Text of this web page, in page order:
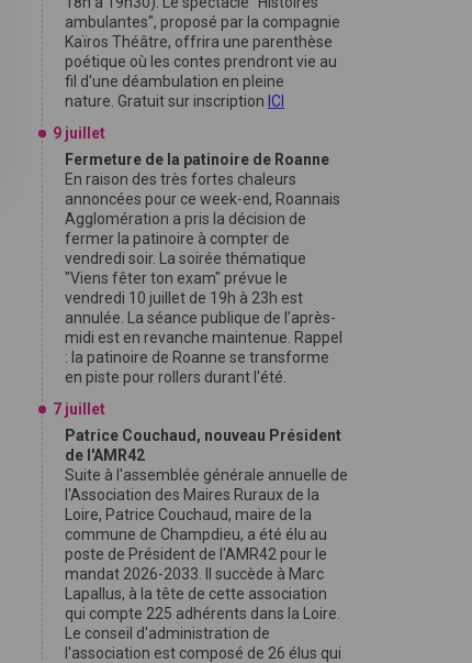
ambulantes", proposé par la compagnie
Kaïros Théâtre, offrira une parenthèse
poétique où les contes prendront vie au
fil d'une déambulation en pleine
nature. Gratuit sur inscription ICI
9 juillet
Fermeture de la patinoire de Roanne
En raison des très fortes chaleurs
annoncées pour ce week-end, Roannais
Agglomération a pris la décision de
fermer la patinoire à compter de
vendredi soir. La soirée thématique
"Viens fêter ton exam" prévue le
vendredi 10 juillet de 19h à 23h est
annulée. La séance publique de l’après-
midi est en revanche maintenue. Rappel
: la patinoire de Roanne se transforme
en piste pour rollers durant l'été.
7 juillet
Patrice Couchaud, nouveau Président
de l'AMR42
Suite à l'assemblée générale annuelle de
l'Association des Maires Ruraux de la
Loire, Patrice Couchaud, maire de la
commune de Champdieu, a été élu au
poste de Président de l'AMR42 pour le
mandat 2026-2033. Il succède à Marc
Lapallus, à la tête de cette association
qui compte 225 adhérents dans la Loire.
Le conseil d'administration de
l'association est composé de 26 élus qui